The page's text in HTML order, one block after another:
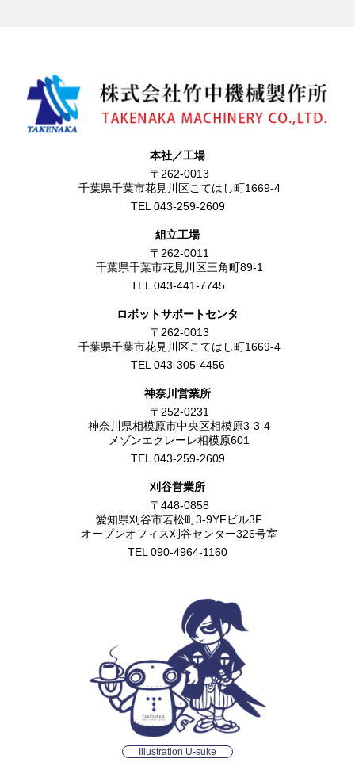
本社／工場
〒262-0013
千葉県千葉市花見川区こてはし町1669-4
TEL 043-259-2609
組立工場
〒262-0011
千葉県千葉市花見川区三角町89-1
TEL 043-441-7745
ロボットサポートセンタ
〒262-0013
千葉県千葉市花見川区こてはし町1669-4
TEL 043-305-4456
神奈川営業所
〒252-0231
神奈川県相模原市中央区相模原3-3-4
メゾンエクレーレ相模原601
TEL 043-259-2609
刈谷営業所
〒448-0858
愛知県刈谷市若松町3-9YFビル3F
オープンオフィス刈谷センター326号室
TEL 090-4964-1160
Illustration U-suke